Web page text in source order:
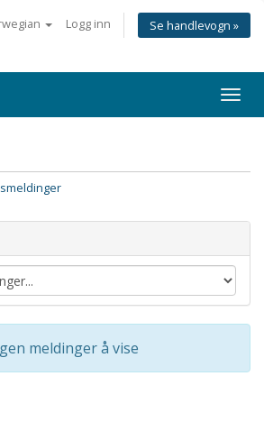
Logg inn Se handlevogn »
meldinger å vise